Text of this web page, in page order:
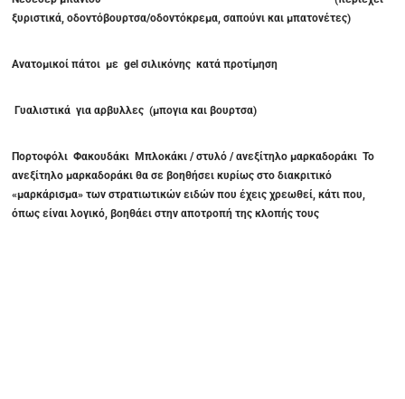
ξυριστικά, οδοντόβουρτσα/οδοντόκρεμα, σαπούνι και μπατονέτες)
Ανατομικοί πάτοι μεgel σιλικόνης κατά προτίμηση
Γυαλιστικά για αρβυλλες (μπογια και βουρτσα)
Πορτοφόλι Φακουδάκι Μπλοκάκι / στυλό / ανεξίτηλο μαρκαδοράκι Το
ανεξίτηλο μαρκαδοράκι θα σε βοηθήσει κυρίως στο διακριτικό
«μαρκάρισμα» των στρατιωτικών ειδών που έχεις χρεωθεί, κάτι που,
όπως είναι λογικό, βοηθάει στην αποτροπή της κλοπής τους